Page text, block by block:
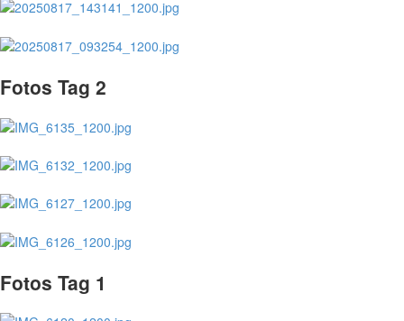
Fotos Tag 2
Fotos Tag 1